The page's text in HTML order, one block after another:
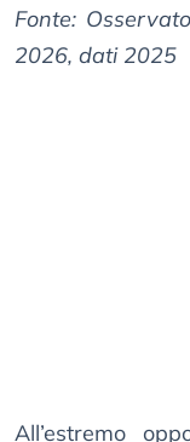
Fonte:
2026, dati 2025
All’estremo